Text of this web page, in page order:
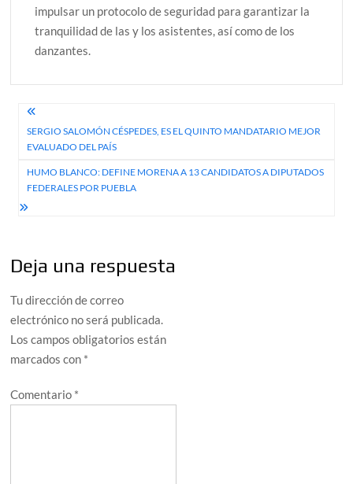
impulsar un protocolo de seguridad para garantizar la
tranquilidad de las y los asistentes, así como de los
danzantes.
Navegación
de
entradas
SERGIO SALOMÓN CÉSPEDES, ES EL QUINTO MANDATARIO MEJOR
EVALUADO DEL PAÍS
HUMO BLANCO: DEFINE MORENA A 13 CANDIDATOS A DIPUTADOS
FEDERALES POR PUEBLA
Deja una respuesta
Tu dirección de correo
electrónico no será publicada.
Los campos obligatorios están
marcados con *
Comentario *